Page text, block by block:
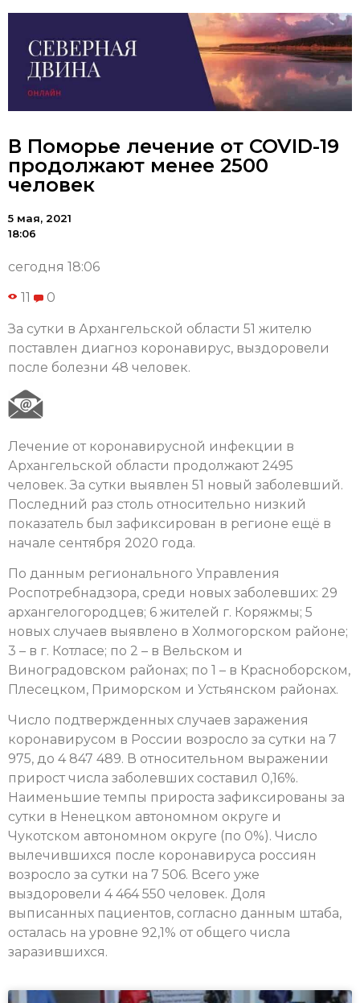
В Поморье лечение от COVID-19
продолжают менее 2500
человек
5 мая, 2021
18:06
сегодня 18:06
11 0
За сутки в Архангельской области 51 жителю
поставлен диагноз коронавирус, выздоровели
после болезни 48 человек.
Лечение от коронавирусной инфекции в
Архангельской области продолжают 2495
человек. За сутки выявлен 51 новый заболевший.
Последний раз столь относительно низкий
показатель был зафиксирован в регионе ещё в
начале сентября 2020 года.
По данным регионального Управления
Роспотребнадзора, среди новых заболевших: 29
архангелогородцев; 6 жителей г. Коряжмы; 5
новых случаев выявлено в Холмогорском районе;
3 – в г. Котласе; по 2 – в Вельском и
Виноградовском районах; по 1 – в Красноборском,
Плесецком, Приморском и Устьянском районах.
Число подтвержденных случаев заражения
коронавирусом в России возросло за сутки на 7
975, до 4 847 489. В относительном выражении
прирост числа заболевших составил 0,16%.
Наименьшие темпы прироста зафиксированы за
сутки в Ненецком автономном округе и
Чукотском автономном округе (по 0%). Число
вылечившихся после коронавируса россиян
возросло за сутки на 7 506. Всего уже
выздоровели 4 464 550 человек. Доля
выписанных пациентов, согласно данным штаба,
осталась на уровне 92,1% от общего числа
заразившихся.